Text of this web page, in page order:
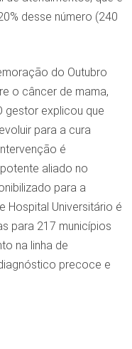
desse número (240
do Outubro
o câncer de mama,
gestor explicou que
para a cura
é
aliado no
para a
Hospital Universitário é
para 217 municípios
na linha de
precoce e